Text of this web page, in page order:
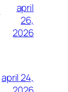
april
26,
2026
april 24,